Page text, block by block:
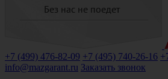
+7 (499) 476-82-09 +7 (495) 740-26-16
info@mazgarant.ru Заказать звонок